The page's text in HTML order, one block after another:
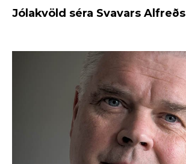
Jólakvöld séra Svavars Alfreðs